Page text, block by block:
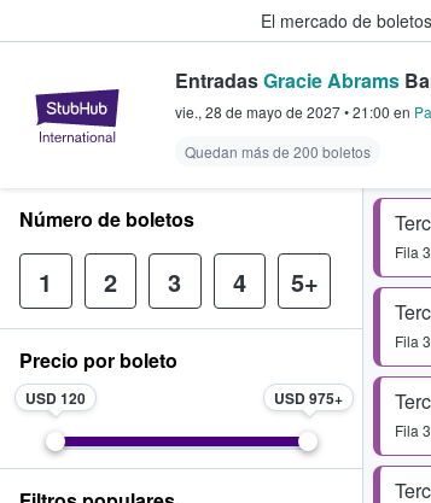
El mercado de
StubHub: donde los
EntradasGracie Abrams
vie., 28 de mayo de 2027•21:00 en
Quedan más de 200 boletos
Fila
Fila
Fila
Número de boletos
1 2 3 4 5+
Precio por boleto
USD 120 USD 975